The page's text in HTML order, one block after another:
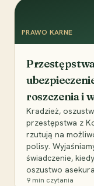
PRAWO KARNE
roszczenia i
Kradzież,
przestępstwa z
rzutują na
polisy.
świadczenie,
oszustwo
9 min czytania